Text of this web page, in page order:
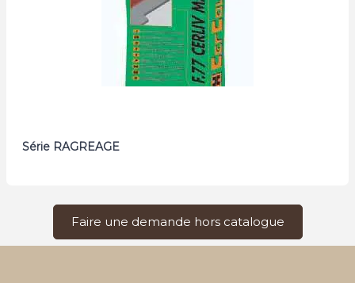
Série RAGREAGE
Faire une demande hors catalogue